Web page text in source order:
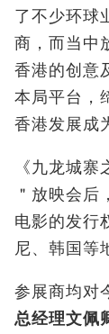
了不少环球
商，而当中
香港的创意
本局平台，
香港发展成
《九龙城
＂放映会后
电影的发行
尼、韩国等
参展商均对
总经理文佩